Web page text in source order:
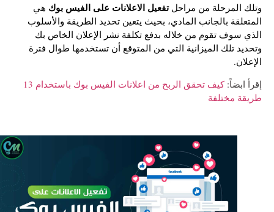
وتلك المرحلة من مراحلتفعيل الاعلانات على الفيس بوكهي
المتعلقة بالجانب المادي، بحيث يتعين تحديد الطريقة والأسلوب
الذي سوف تقوم من خلاله بدفع تكلفة نشر الإعلان الخاص بك
وتحديد تلك الميزانية التي من المتوقع أن تستخدمها طوال فترة
الإعلان.
إقرأ ابضاً:
كيف تحقق الربح من اعلانات الفيس بوك باستخدام 13
طريقة مختلفة